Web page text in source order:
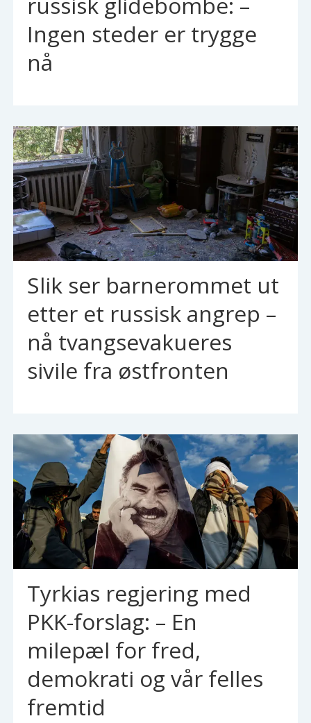
Ingen steder er trygge
nå
Slik ser barnerommet ut
etter et russisk angrep –
nå tvangsevakueres
sivile fra østfronten
Tyrkias regjering med
PKK-forslag: – En
milepæl for fred,
demokrati og vår felles
fremtid